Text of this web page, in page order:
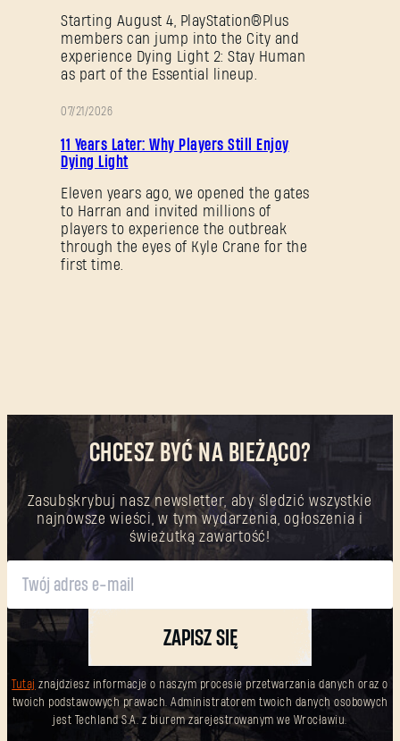
Starting August 4, PlayStation®Plus
members can jump into the City and
experience Dying Light 2: Stay Human
as part of the Essential lineup.
07/21/2026
11 Years Later: Why Players Still Enjoy
Dying Light
Eleven years ago, we opened the gates
to Harran and invited millions of
players to experience the outbreak
through the eyes of Kyle Crane for the
first time.
CHCESZ BYĆ NA BIEŻĄCO?
Zasubskrybuj nasz newsletter, aby śledzić wszystkie
najnowsze wieści, w tym wydarzenia, ogłoszenia i
świeżutką zawartość!
ZAPISZ SIĘ
Tutaj znajdziesz informacje o naszym procesie przetwarzania danych oraz o
twoich podstawowych prawach. Administratorem twoich danych osobowych
jest Techland S.A. z biurem zarejestrowanym we Wrocławiu.